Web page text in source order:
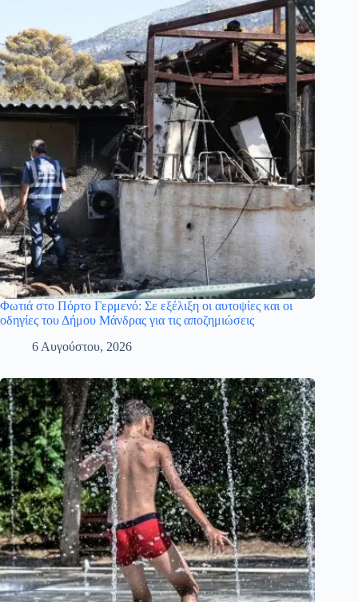
Φωτιά στο Πόρτο Γερμενό: Σε εξέλιξη οι αυτοψίες και οι
οδηγίες του Δήμου Μάνδρας για τις αποζημιώσεις
6 Αυγούστου, 2026